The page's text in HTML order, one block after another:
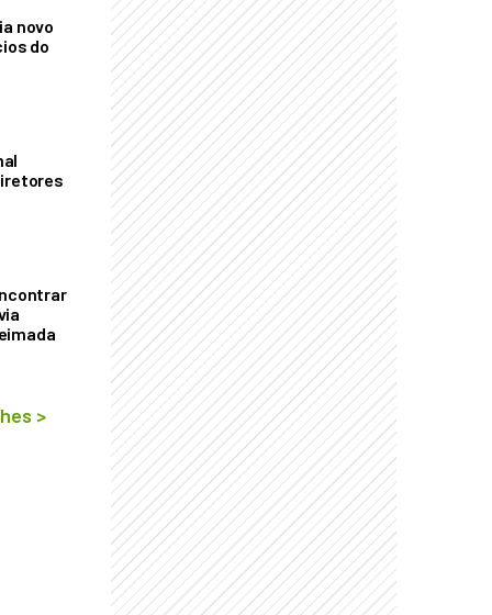
novo
do
>